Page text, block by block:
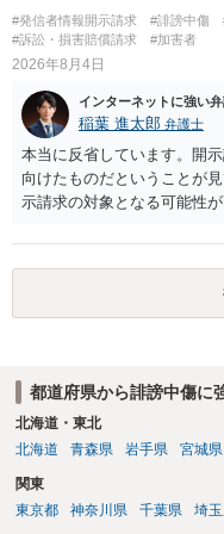
#発信者情報開示請求 #誹謗中傷
#訴訟・損害賠償請求
#加害者
2026年8月4日
インターネットに強い
稲葉 進太郎 弁護士
本当に反省しています。開
向けたものだということが
示請求の対象となる可能性
と存じます。発信者情報開
者のところに、意見照会が
は、アカウントの登録メー
場合賠償金はいくらでしょ
都道府県から誹謗中傷に
北海道・東北
北海道
青森県 岩手県 宮城県
関東
東京都
神奈川県 千葉県 埼